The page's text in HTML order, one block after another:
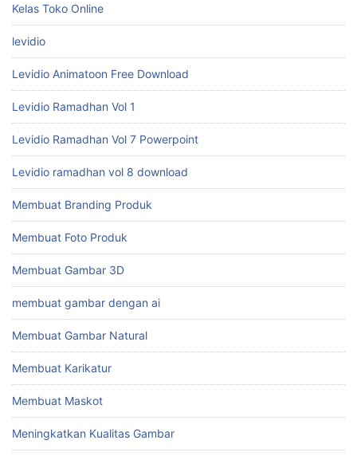
Kelas Toko Online
levidio
Levidio Animatoon Free Download
Levidio Ramadhan Vol 1
Levidio Ramadhan Vol 7 Powerpoint
Levidio ramadhan vol 8 download
Membuat Branding Produk
Membuat Foto Produk
Membuat Gambar 3D
membuat gambar dengan ai
Membuat Gambar Natural
Membuat Karikatur
Membuat Maskot
Meningkatkan Kualitas Gambar